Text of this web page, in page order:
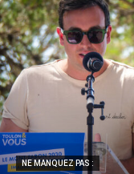
NE MANQUEZ PAS :